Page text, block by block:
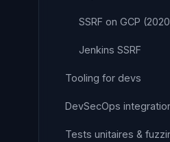
SSRF on GCP
Jenkins SSRF
Tooling for devs
DevSecOps
Tests unitaires &